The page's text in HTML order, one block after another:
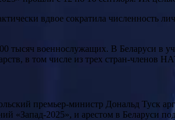
вдвое сократила численность
военнослужащих. В Беларуси в
в том числе из трех стран-
премьер-министр Дональд Туск
«Запад-2025», и арестом в Беларуси